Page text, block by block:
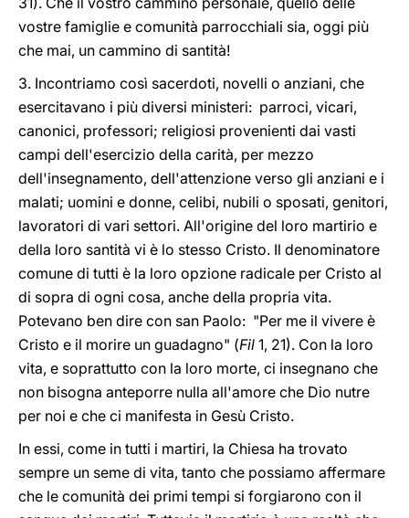
vostre famiglie e comunità parrocchiali sia, oggi più
che mai, un cammino di santità!
3. Incontriamo così sacerdoti, novelli o anziani, che
esercitavano i più diversi ministeri: parroci, vicari,
canonici, professori; religiosi provenienti dai vasti
campi dell'esercizio della carità, per mezzo
dell'insegnamento, dell'attenzione verso gli anziani e i
malati; uomini e donne, celibi, nubili o sposati, genitori,
lavoratori di vari settori. All'origine del loro martirio e
della loro santità vi è lo stesso Cristo. Il denominatore
comune di tutti è la loro opzione radicale per Cristo al
di sopra di ogni cosa, anche della propria vita.
Potevano ben dire con san Paolo: "Per me il vivere è
Cristo e il morire un guadagno" (Fil 1, 21). Con la loro
vita, e soprattutto con la loro morte, ci insegnano che
non bisogna anteporre nulla all'amore che Dio nutre
per noi e che ci manifesta in Gesù Cristo.
In essi, come in tutti i martiri, la Chiesa ha trovato
sempre un seme di vita, tanto che possiamo affermare
che le comunità dei primi tempi si forgiarono con il